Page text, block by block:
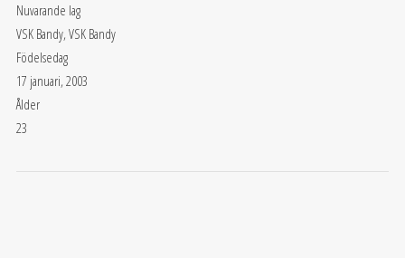
Nuvarande lag
VSK Bandy, VSK Bandy
Födelsedag
17 januari, 2003
Ålder
23